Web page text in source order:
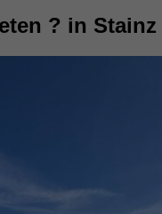
? in Stainz